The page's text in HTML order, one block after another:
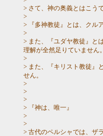
> さて、神の奥義とはこうで
>
> 『多神教徒』とは、クル
>
> また、『ユダヤ教徒』と
理解が全然足りていません。
>
> また、『キリスト教徒』
せん。
>
>
>
> 『神は、唯一』
>
>
> 古代のペルシャでは、ザ